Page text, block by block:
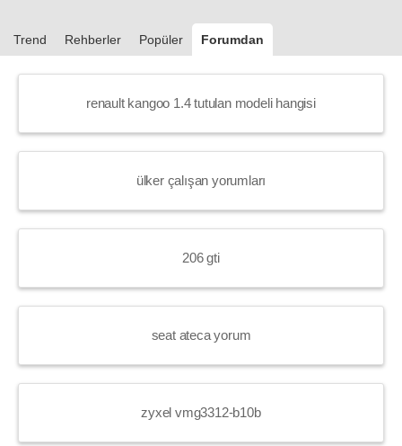
Trend Rehberler Popüler Forumdan
renault kangoo 1.4 tutulan modeli hangisi
ülker çalışan yorumları
206 gti
seat ateca yorum
zyxel vmg3312-b10b